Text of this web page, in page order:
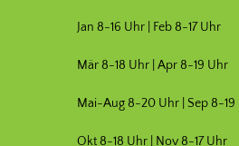
Jan 8-16 Uhr | Feb 8-17 Uhr
Mär 8-18 Uhr | Apr 8-19 Uhr
Mai-Aug 8-20 Uhr | Sep 8-19
Okt 8-18 Uhr | Nov 8-17 Uhr